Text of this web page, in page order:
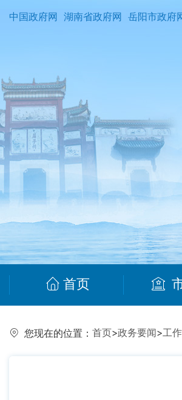
中国政府网 湖南省政府网 岳阳市政府
首页
您现在的位置： 首页>政务要闻>工